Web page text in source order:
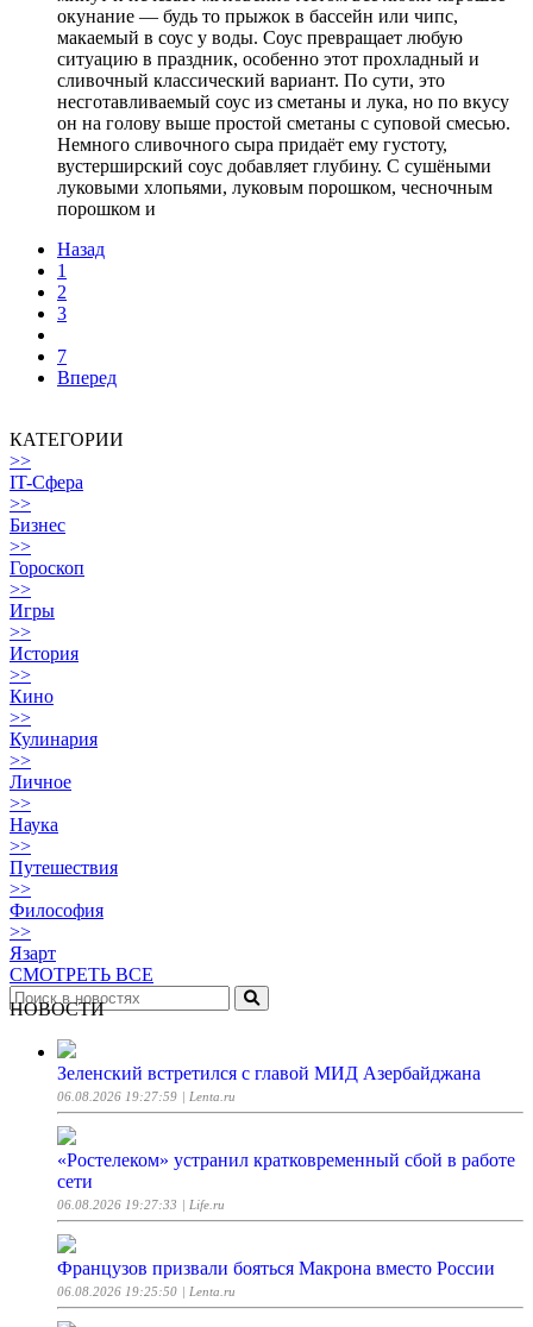
окунание — будь то прыжок в бассейн или чипс,
макаемый в соус у воды. Соус превращает любую
ситуацию в праздник, особенно этот прохладный и
сливочный классический вариант. По сути, это
несготавливаемый соус из сметаны и лука, но по вкусу
он на голову выше простой сметаны с суповой смесью.
Немного сливочного сыра придаёт ему густоту,
вустерширский соус добавляет глубину. С сушёными
луковыми хлопьями, луковым порошком, чесночным
порошком и
Назад
1
2
3
7
Вперед
КАТЕГОРИИ
>>
IT-Сфера
>>
Бизнес
>>
Гороскоп
>>
Игры
>>
История
>>
Кино
>>
Кулинария
>>
Личное
>>
Наука
>>
Путешествия
>>
Философия
>>
Язарт
СМОТРЕТЬ ВСЕ
НОВОСТИ
Зеленский встретился с главой МИД Азербайджана
06.08.2026 19:27:59 | Lenta.ru
«Ростелеком» устранил кратковременный сбой в работе
сети
06.08.2026 19:27:33 | Life.ru
Французов призвали бояться Макрона вместо России
06.08.2026 19:25:50 | Lenta.ru